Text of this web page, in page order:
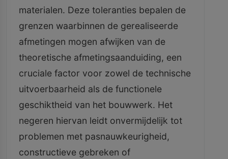
materialen. Deze toleranties bepalen de
grenzen waarbinnen de gerealiseerde
afmetingen mogen afwijken van de
theoretische afmetingsaanduiding, een
cruciale factor voor zowel de technische
uitvoerbaarheid als de functionele
geschiktheid van het bouwwerk. Het
negeren hiervan leidt onvermijdelijk tot
problemen met pasnauwkeurigheid,
constructieve gebreken of